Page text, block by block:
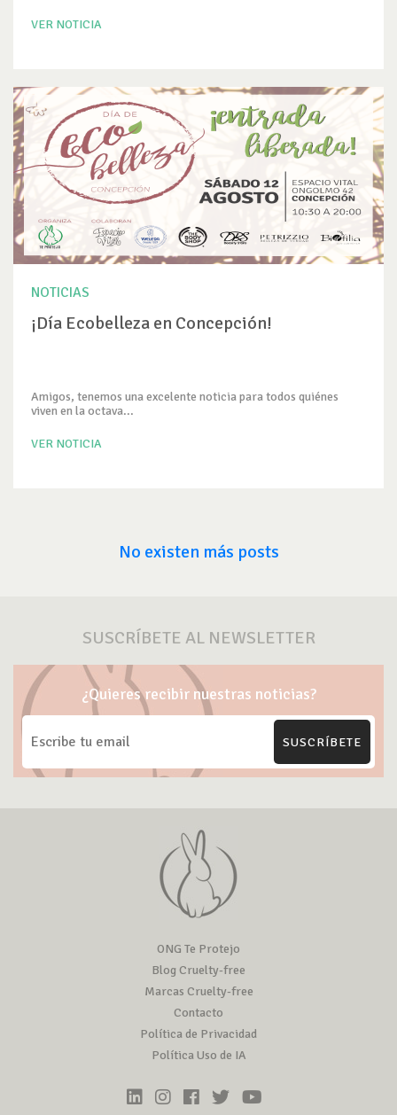
VER NOTICIA
NOTICIAS
¡Día Ecobelleza en Concepción!
Amigos, tenemos una excelente noticia para todos quiénes
viven en la octava...
VER NOTICIA
No existen más posts
SUSCRÍBETE AL NEWSLETTER
¿Quieres recibir nuestras noticias?
SUSCRÍBETE
ONG Te Protejo
Blog Cruelty-free
Marcas Cruelty-free
Contacto
Política de Privacidad
Política Uso de IA